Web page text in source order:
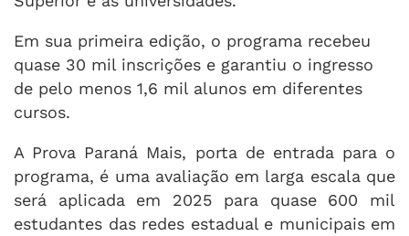
Em sua primeira edição, o programa recebeu
quase 30 mil inscrições e garantiu o ingresso
de pelo menos 1,6 mil alunos em diferentes
cursos.
A Prova Paraná Mais, porta de entrada para o
programa, é uma avaliação em larga escala que
será aplicada em 2025 para quase 600 mil
estudantes das redes estadual e municipais em